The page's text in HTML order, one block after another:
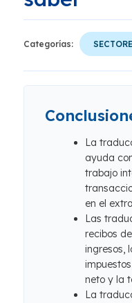
Categorías:
La
ayuda
trabajo
en el
Las
recibos
ingresos,
neto y la
La